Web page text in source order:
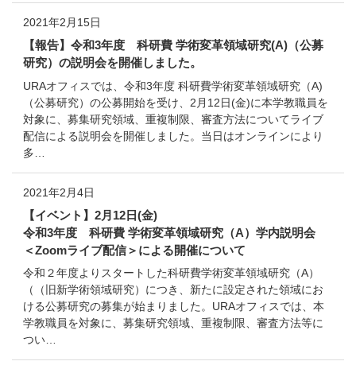
2021年2月15日
【報告】令和3年度 科研費 学術変革領域研究(A)（公募
研究）の説明会を開催しました。
URAオフィスでは、令和3年度 科研費学術変革領域研究（A)
（公募研究）の公募開始を受け、2月12日(金)に本学教職員を
対象に、募集研究領域、重複制限、審査方法についてライブ
配信による説明会を開催しました。当日はオンラインにより
多…
2021年2月4日
【イベント】2月12日(金)
令和3年度 科研費 学術変革領域研究（A）学内説明会
＜Zoomライブ配信＞による開催について
令和２年度よりスタートした科研費学術変革領域研究（A）
（（旧新学術領域研究）につき、新たに設定された領域にお
ける公募研究の募集が始まりました。URAオフィスでは、本
学教職員を対象に、募集研究領域、重複制限、審査方法等に
つい…